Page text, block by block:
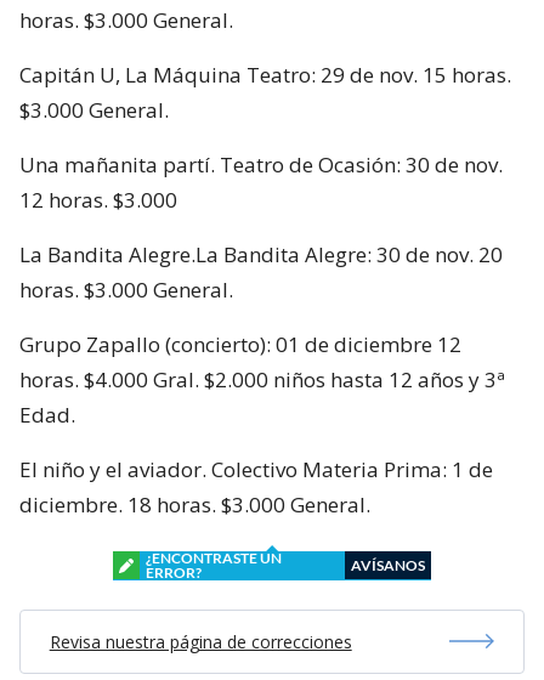
horas. $3.000 General.
Capitán U, La Máquina Teatro: 29 de nov. 15 horas.
$3.000 General.
Una mañanita partí. Teatro de Ocasión: 30 de nov.
12 horas. $3.000
La Bandita Alegre.La Bandita Alegre: 30 de nov. 20
horas. $3.000 General.
Grupo Zapallo (concierto): 01 de diciembre 12
horas. $4.000 Gral. $2.000 niños hasta 12 años y 3ª
Edad.
El niño y el aviador. Colectivo Materia Prima: 1 de
diciembre. 18 horas. $3.000 General.
¿ENCONTRASTE UN
ERROR?
AVÍSANOS
Revisa nuestra página de correcciones